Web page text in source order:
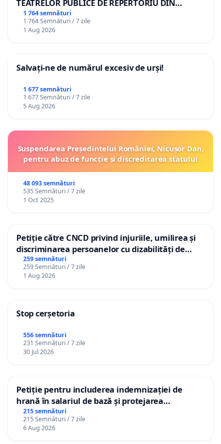
TEATRELOR PUBLICE DE REPERTORIU DIN
ROMÂNIA
1 764 semnături
1 764 Semnături / 7 zile
1 Aug 2026
Salvați-ne de numărul excesiv de urși!
1 677 semnături
1 677 Semnături / 7 zile
5 Aug 2026
Suspendarea Președintelui României, Nicușor Dan,
pentru abuz de funcție și discreditarea statului
48 093 semnături
535 Semnături / 7 zile
1 Oct 2025
Petiție către CNCD privind injuriile, umilirea și
discriminarea persoanelor cu dizabilități de
către utilizatorul TikTok „Gorici”
259 semnături
259 Semnături / 7 zile
1 Aug 2026
Stop cerșetoria
556 semnături
231 Semnături / 7 zile
30 Jul 2026
Petiție pentru includerea indemnizației de
hrană în salariul de bază și protejarea
gradațiilor de vechime pentru asistenții
personali
215 semnături
215 Semnături / 7 zile
6 Aug 2026